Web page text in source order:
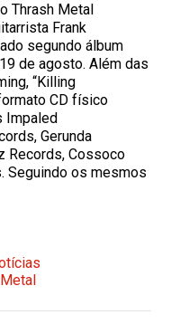
Thrash Metal
Frank
segundo álbum
de agosto. Além das
“Killing
CD físico
Impaled
Gerunda
Records, Cossoco
Seguindo os mesmos